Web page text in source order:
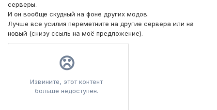
серверы.
И он вообще скудный на фоне других модов.
Лучше все усилия переметните на другие сервера или на
новый (снизу ссыль на моё предложение).